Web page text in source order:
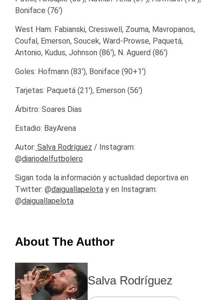
Boniface (76′)
West Ham: Fabianski, Cresswell, Zouma, Mavropanos,
Coufal, Emerson, Soucek, Ward-Prowse, Paquetá,
Antonio, Kudus, Johnson (86′), N. Aguerd (86′)
Goles: Hofmann (83′), Boniface (90+1′)
Tarjetas: Paquetá (21′), Emerson (56′)
Árbitro: Soares Dias
Estadio: BayArena
Autor: Salva Rodríguez / Instagram:
@diariodelfutbolero
Sigan toda la información y actualidad deportiva en
Twitter: @daiguallapelota y en Instagram:
@daiguallapelota
About The Author
Salva Rodríguez